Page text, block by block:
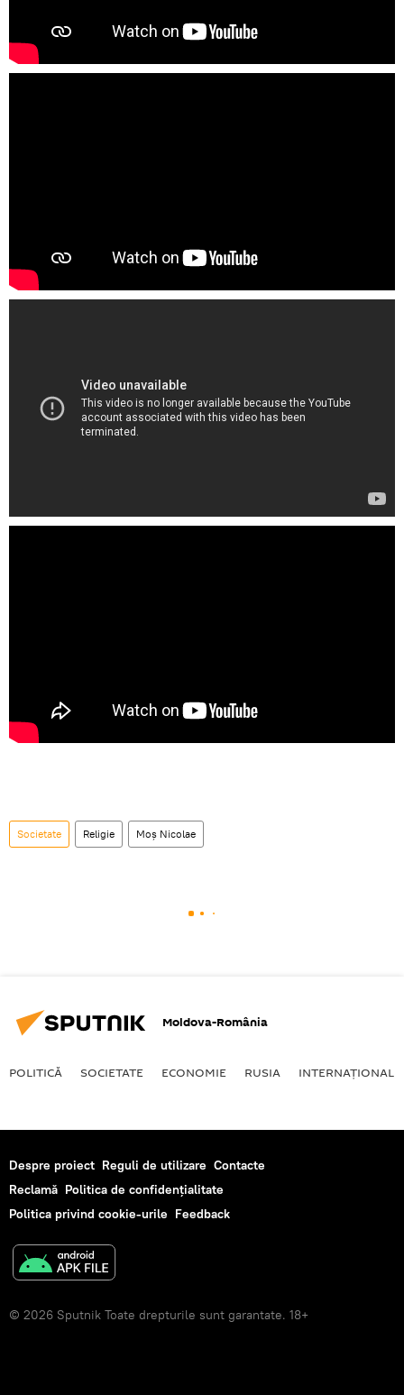
Societate Religie Moș Nicolae
Moldova-România
POLITICĂ SOCIETATE ECONOMIE RUSIA INTERNAŢIONAL
Despre proiect Reguli de utilizare Contacte
Reclamă Politica de confidențialitate
Politica privind cookie-urile Feedback
© 2026 Sputnik Toate drepturile sunt garantate. 18+